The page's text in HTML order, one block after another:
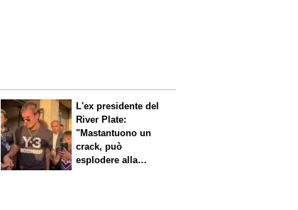
L'ex presidente del
River Plate:
"Mastantuono un
crack, può
esplodere alla